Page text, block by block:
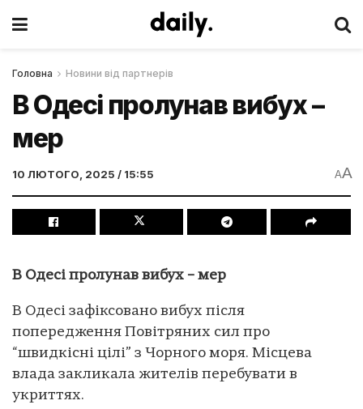
Головна Новини від партнерів
В Одесі пролунав вибух –
мер
10 ЛЮТОГО, 2025 / 15:55 AA
В Одесі пролунав вибух – мер
В Одесі зафіксовано вибух після
попередження Повітряних сил про
“швидкісні цілі” з Чорного моря. Місцева
влада закликала жителів перебувати в
укриттях.